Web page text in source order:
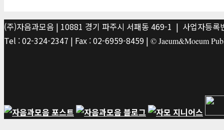
(주)자음과모음 | 10881 경기 파주시 서패동 469-1 | 사업자등
Tel : 02-324-2347 | Fax : 02-6959-8459 | © Jaeum&Moeum